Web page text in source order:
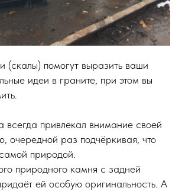
(скалы) помогут выразить ваши
идеи в граните, при этом вы
всегда привлекал внимание своей
очередной раз подчёркивая, что
природой.
природного камня с задней
ей особую оригинальность. А